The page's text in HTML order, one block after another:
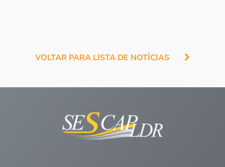
VOLTAR PARA LISTA DE NOTÍCIAS